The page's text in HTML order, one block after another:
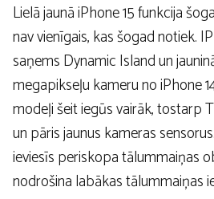
Lielā jaunā iPhone 15 funkcija
nav vienīgais, kas šogad notiek.
saņems Dynamic Island un
megapikseļu kameru no iPhone
modeļi šeit iegūs vairāk, tostarp
un pāris jaunus kameras
ieviesīs periskopa tālummaiņas
nodrošina labākas tālummaiņas